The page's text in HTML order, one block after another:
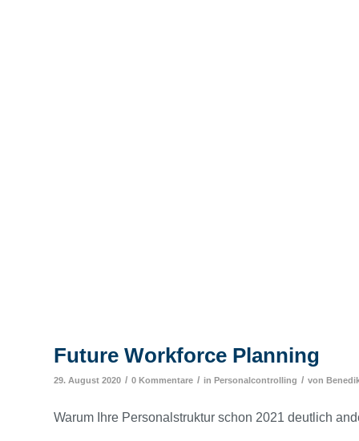
Future Workforce Planning
29. August 2020 / 0 Kommentare / in Personalcontrolling / von
Warum Ihre Personalstruktur schon 2021 deutlich